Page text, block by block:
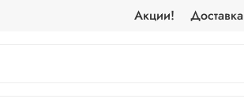
Акции! Доставка